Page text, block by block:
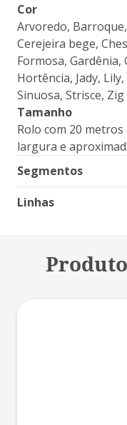
Cor
Arvoredo,
Cerejeira bege,
Formosa, Gardênia,
Hortência, Jady,
Sinuosa, Strisce,
Tamanho
Rolo com 20
largura e
Segmentos
Linhas